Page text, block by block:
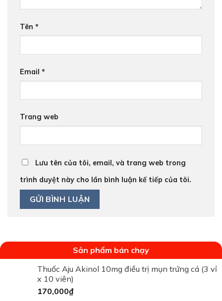
Tên *
Email *
Trang web
Lưu tên của tôi, email, và trang web trong
trình duyệt này cho lần bình luận kế tiếp của tôi.
Sản phẩm bán chạy
Thuốc Aju Akinol 10mg điều trị mụn trứng cá (3 vỉ
x 10 viên)
170,000₫